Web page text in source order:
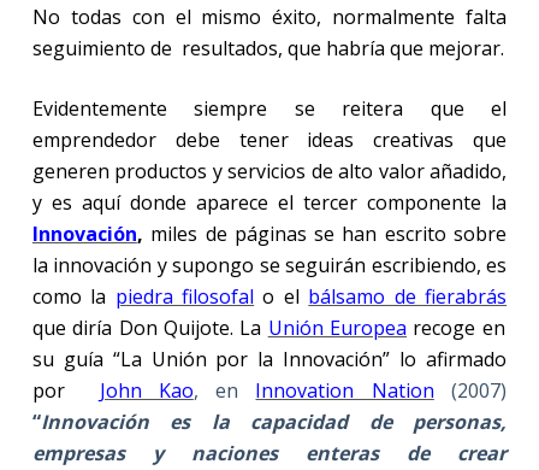
No todas con el mismo éxito, normalmente falta
seguimiento de resultados, que habría que mejorar.
Evidentemente siempre se reitera que el
emprendedor debe tener ideas creativas que
generen productos y servicios de alto valor añadido,
y es aquí donde aparece el tercer componente la
Innovación, miles de páginas se han escrito sobre
la innovación y supongo se seguirán escribiendo, es
como la piedra filosofal o el bálsamo de fierabrás
que diría Don Quijote. La Unión Europea recoge en
su guía “La Unión por la Innovación” lo afirmado
por
John Kao, en Innovation Nation (2007)
“Innovación es la capacidad de personas,
empresas y naciones enteras de crear